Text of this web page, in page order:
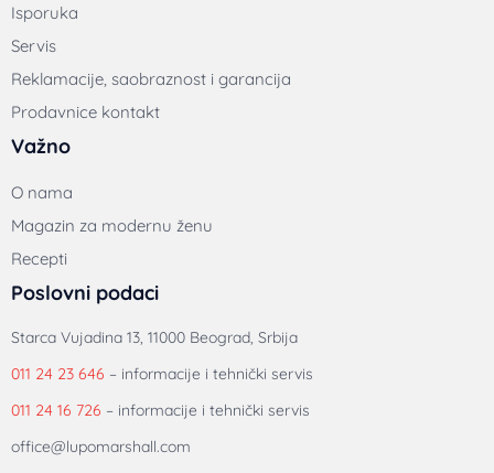
Isporuka
Servis
Reklamacije, saobraznost i garancija
Prodavnice kontakt
Važno
O nama
Magazin za modernu ženu
Recepti
Poslovni podaci
Starca Vujadina 13, 11000 Beograd, Srbija
011 24 23 646 – informacije i tehnički servis
011 24 16 726 – informacije i tehnički servis
office@lupomarshall.com